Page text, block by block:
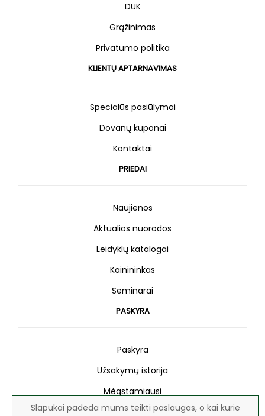
Slapukai padeda mums teikti paslaugas, o kai kurie
DUK
Grąžinimas
Privatumo politika
KLIENTŲ APTARNAVIMAS
Specialūs pasiūlymai
Dovanų kuponai
Kontaktai
PRIEDAI
Naujienos
Aktualios nuorodos
Leidyklų katalogai
Kainininkas
Seminarai
PASKYRA
Paskyra
Užsakymų istorija
Mėgstamiausi
Naujienlaiškis